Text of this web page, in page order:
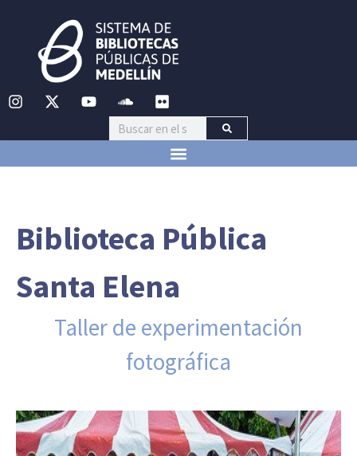
Biblioteca Pública
Santa Elena
Taller de experimentación
fotográfica